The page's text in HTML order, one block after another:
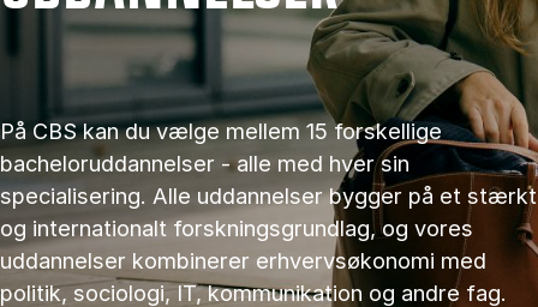
På CBS kan du vælge mellem 15 forskellige
bacheloruddannelser - alle med hver sin
specialisering. Alle uddannelser bygger på et stærkt
og internationalt forskningsgrundlag, og vores
uddannelser kombinerer erhvervsøkonomi med
politik, sociologi, IT, kommunikation og andre fag.